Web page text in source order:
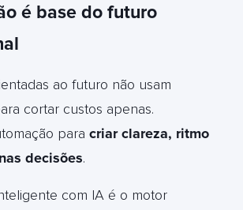
é base do futuro
ao futuro não usam
cortar custos apenas.
para criar clareza, ritmo
decisões.
com IA é o motor